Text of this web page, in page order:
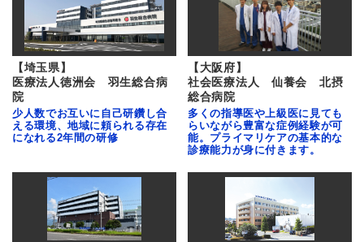
【埼玉県】
医療法人徳洲会 羽生総合病
院
少人数でお互いに自己研鑽し合
える環境、地域に頼られる存在
になれる2年間の研修
【大阪府】
社会医療法人 仙養会 北摂
総合病院
多くの指導医や上級医に見ても
らいながら豊富な症例経験が可
能。プライマリケアの基本的な
診療能力が身に付きます。